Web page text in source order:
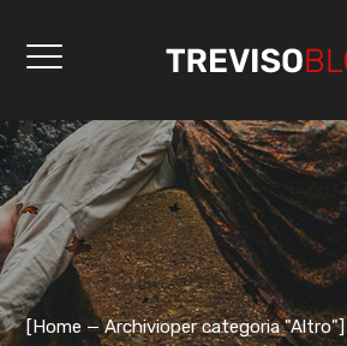
[Home Archivioper categoria "Altro"]